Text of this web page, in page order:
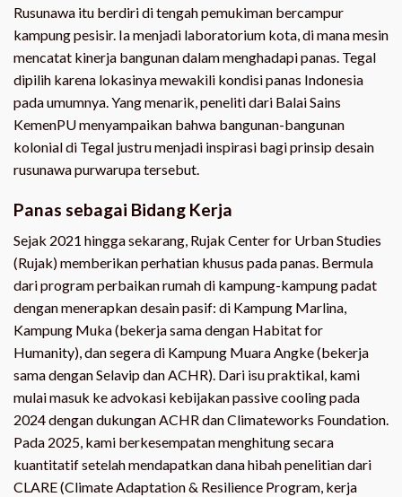
Rusunawa itu berdiri di tengah pemukiman bercampur
kampung pesisir. Ia menjadi laboratorium kota, di mana mesin
mencatat kinerja bangunan dalam menghadapi panas. Tegal
dipilih karena lokasinya mewakili kondisi panas Indonesia
pada umumnya. Yang menarik, peneliti dari Balai Sains
KemenPU menyampaikan bahwa bangunan-bangunan
kolonial di Tegal justru menjadi inspirasi bagi prinsip desain
rusunawa purwarupa tersebut.
Panas sebagai Bidang Kerja
Sejak 2021 hingga sekarang, Rujak Center for Urban Studies
(Rujak) memberikan perhatian khusus pada panas. Bermula
dari program perbaikan rumah di kampung-kampung padat
dengan menerapkan desain pasif: di Kampung Marlina,
Kampung Muka (bekerja sama dengan Habitat for
Humanity), dan segera di Kampung Muara Angke (bekerja
sama dengan Selavip dan ACHR). Dari isu praktikal, kami
mulai masuk ke advokasi kebijakan passive cooling pada
2024 dengan dukungan ACHR dan Climateworks Foundation.
Pada 2025, kami berkesempatan menghitung secara
kuantitatif setelah mendapatkan dana hibah penelitian dari
CLARE (Climate Adaptation & Resilience Program, kerja